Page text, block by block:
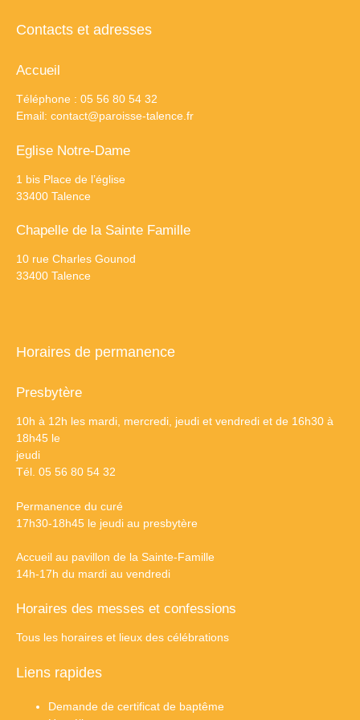
Contacts et adresses
Accueil
Téléphone : 05 56 80 54 32
Email: contact@paroisse-talence.fr
Eglise Notre-Dame
1 bis Place de l’église
33400 Talence
Chapelle de la Sainte Famille
10 rue Charles Gounod
33400 Talence
Horaires de permanence
Presbytère
10h à 12h les mardi, mercredi, jeudi et vendredi et de 16h30 à
18h45 le
jeudi
Tél. 05 56 80 54 32
Permanence du curé
17h30-18h45 le jeudi au presbytère
Accueil au pavillon de la Sainte-Famille
14h-17h du mardi au vendredi
Horaires des messes et confessions
Tous les horaires et lieux des célébrations
Liens rapides
Demande de certificat de baptême